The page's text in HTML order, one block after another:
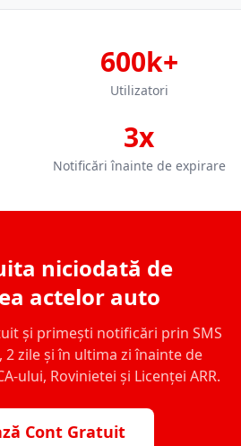
600k+
Utilizatori
3x
Notificări înainte de expirare
niciodată de
actelor auto
și primești notificări prin SMS
2 zile și în ultima zi înainte de
ului, Rovinietei și Licenței ARR.
Cont Gratuit